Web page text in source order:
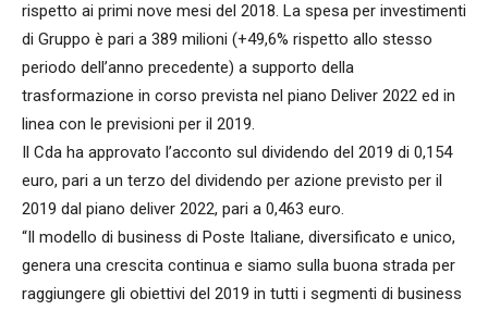
rispetto ai primi nove mesi del 2018. La spesa per investimenti
di Gruppo è pari a 389 milioni (+49,6% rispetto allo stesso
periodo dell’anno precedente) a supporto della
trasformazione in corso prevista nel piano Deliver 2022 ed in
linea con le previsioni per il 2019.
Il Cda ha approvato l’acconto sul dividendo del 2019 di 0,154
euro, pari a un terzo del dividendo per azione previsto per il
2019 dal piano deliver 2022, pari a 0,463 euro.
“Il modello di business di Poste Italiane, diversificato e unico,
genera una crescita continua e siamo sulla buona strada per
raggiungere gli obiettivi del 2019 in tutti i segmenti di business